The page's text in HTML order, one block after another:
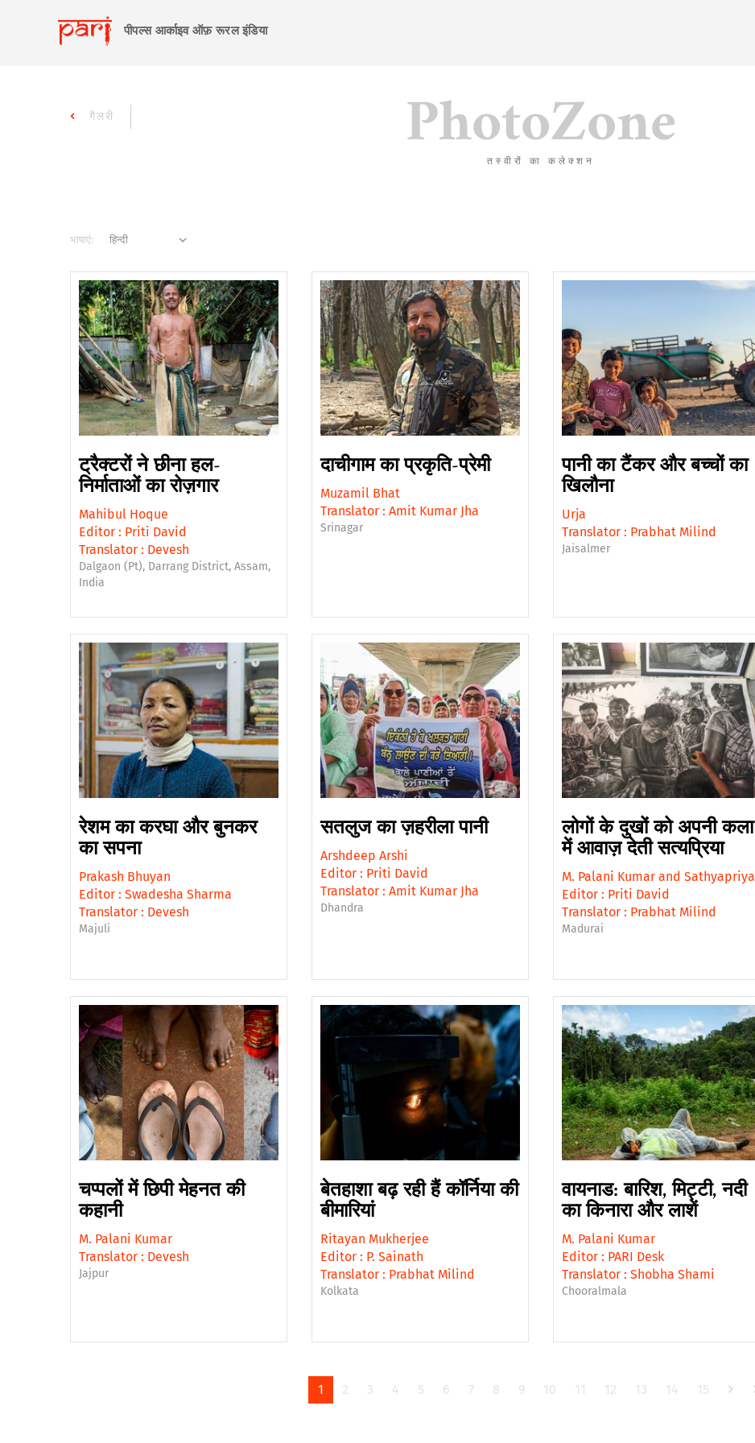
पीपल्स आर्काइव ऑफ़ रूरल इंडिया
गैलरी PhotoZone
तस्वीरों का कलेक्शन
भाषाएं:
ट्रैक्टरों ने छीना हल-
निर्माताओं का रोज़गार
Mahibul Hoque
Editor : Priti David
Translator : Devesh
Dalgaon (Pt), Darrang District, Assam,
India
दाचीगाम का प्रकृति-प्रेमी
Muzamil Bhat
Translator : Amit Kumar Jha
Srinagar
पानी का टैंकर और बच्चों का
खिलौना
Urja
Translator : Prabhat Milind
Jaisalmer
रेशम का करघा और बुनकर
का सपना
Prakash Bhuyan
Editor : Swadesha Sharma
Translator : Devesh
Majuli
सतलुज का ज़हरीला पानी
Arshdeep Arshi
Editor : Priti David
Translator : Amit Kumar Jha
Dhandra
लोगों के दुखों को अपनी कला
में आवाज़ देती सत्यप्रिया
M. Palani Kumar and Sathyapriya
Editor : Priti David
Translator : Prabhat Milind
Madurai
चप्पलों में छिपी मेहनत की
कहानी
M. Palani Kumar
Translator : Devesh
Jajpur
बेतहाशा बढ़ रही हैं कॉर्निया की
बीमारियां
Ritayan Mukherjee
Editor : P. Sainath
Translator : Prabhat Milind
Kolkata
वायनाड: बारिश, मिट्टी, नदी
का किनारा और लाशें
M. Palani Kumar
Editor : PARI Desk
Translator : Shobha Shami
Chooralmala
1 2 3 4 5 6 7 8 9 10 11 12 13 14 15